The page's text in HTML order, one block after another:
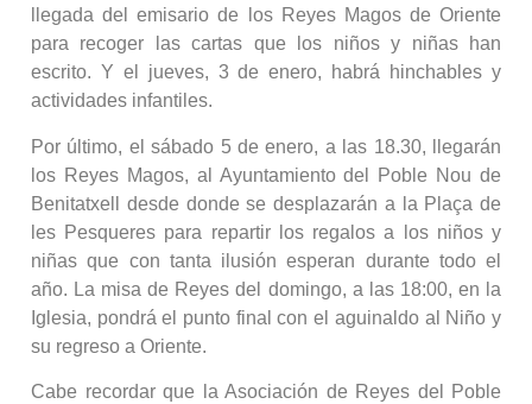
llegada del emisario de los Reyes Magos de Oriente
para recoger las cartas que los niños y niñas han
escrito. Y el jueves, 3 de enero, habrá hinchables y
actividades infantiles.
Por último, el sábado 5 de enero, a las 18.30, llegarán
los Reyes Magos, al Ayuntamiento del Poble Nou de
Benitatxell desde donde se desplazarán a la Plaça de
les Pesqueres para repartir los regalos a los niños y
niñas que con tanta ilusión esperan durante todo el
año. La misa de Reyes del domingo, a las 18:00, en la
Iglesia, pondrá el punto final con el aguinaldo al Niño y
su regreso a Oriente.
Cabe recordar que la Asociación de Reyes del Poble